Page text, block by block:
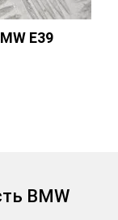
E39
BMW